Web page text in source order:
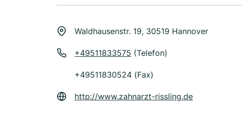
Waldhausenstr. 19, 30519 Hannover
+49511833575 (Telefon)
+49511830524 (Fax)
http://www.zahnarzt-rissling.de